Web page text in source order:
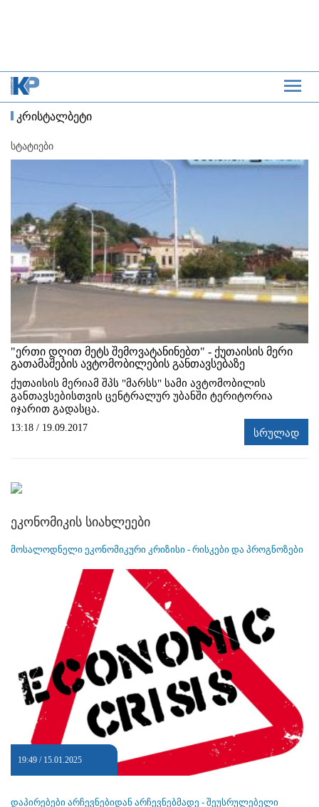
კრისტალბეტი
სტატიები
"ერთი დღით მეტს შემოვატანინებთ" - ქუთაისის მერი
გათამაშების ავტომობილების განთავსებაზე
ქუთაისის მერიამ შპს "მარსს" სამი ავტომობილის
განთავსებისთვის ცენტრალურ უბანში ტერიტორია
იჯარით გადასცა.
13:18 / 19.09.2017 სრულად
ეკონომიკის სიახლეები
მოსალოდნელი ეკონომიკური კრიზისი - რისკები და პროგნოზები
19:49 / 15.01.2025
დაპირებები არჩევნებიდან არჩევნებმადე - შეუსრულებელი